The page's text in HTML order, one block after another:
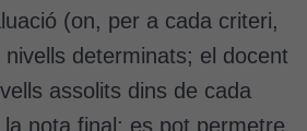
(on, per a cada criteri,
nivells determinats; el docent
assolits dins de cada
nota final; es pot permetre